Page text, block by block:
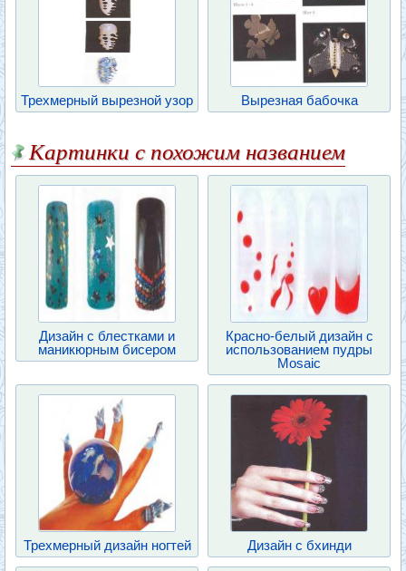
Трехмерный вырезной узор Вырезная бабочка
Картинки с похожим названием
Дизайн с блестками и
маникюрным бисером
Красно-белый дизайн с
использованием пудры
Mosaic
Трехмерный дизайн ногтей Дизайн с бхинди